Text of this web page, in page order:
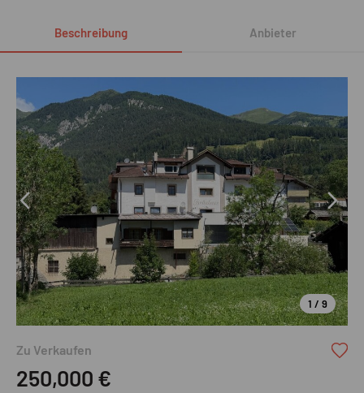
Beschreibung Anbieter
1 / 9
Zu Verkaufen
250,000 €